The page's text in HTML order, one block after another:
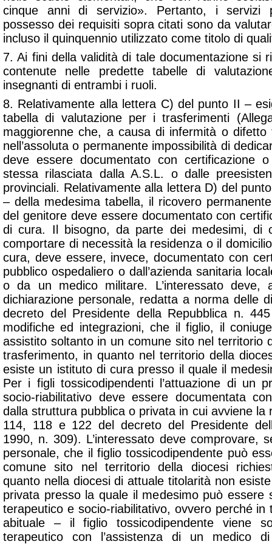
cinque anni di servizio». Pertanto, i servizi
possesso dei requisiti sopra citati sono da
incluso il quinquennio utilizzato come titolo di
7. Ai fini della validità di tale documentazione si
contenute nelle predette tabelle di
insegnanti di entrambi i ruoli.
8. Relativamente alla lettera C) del punto II –
tabella di valutazione per i trasferimenti
maggiorenne che, a causa di infermità o
nell’assoluta o permanente impossibilità di
deve essere documentato con certificazione
stessa rilasciata dalla A.S.L. o dalle
provinciali. Relativamente alla lettera D) del
– della medesima tabella, il ricovero
del genitore deve essere documentato con
di cura. Il bisogno, da parte dei medesimi, di
comportare di necessità la residenza o il
cura, deve essere, invece, documentato con
pubblico ospedaliero o dall’azienda sanitaria
o da un medico militare. L’interessato deve,
dichiarazione personale, redatta a norma delle
decreto del Presidente della Repubblica n.
modifiche ed integrazioni, che il figlio, il
assistito soltanto in un comune sito nel territorio
trasferimento, in quanto nel territorio della
esiste un istituto di cura presso il quale il
Per i figli tossicodipendenti l’attuazione di un
socio-riabilitativo deve essere documentata
dalla struttura pubblica o privata in cui avviene la
114, 118 e 122 del decreto del Presidente
1990, n. 309). L’interessato deve comprovare,
personale, che il figlio tossicodipendente può
comune sito nel territorio della diocesi
quanto nella diocesi di attuale titolarità non
privata presso la quale il medesimo può essere
terapeutico e socio-riabilitativo, ovvero perché in
abituale – il figlio tossicodipendente viene
terapeutico con l’assistenza di un medico